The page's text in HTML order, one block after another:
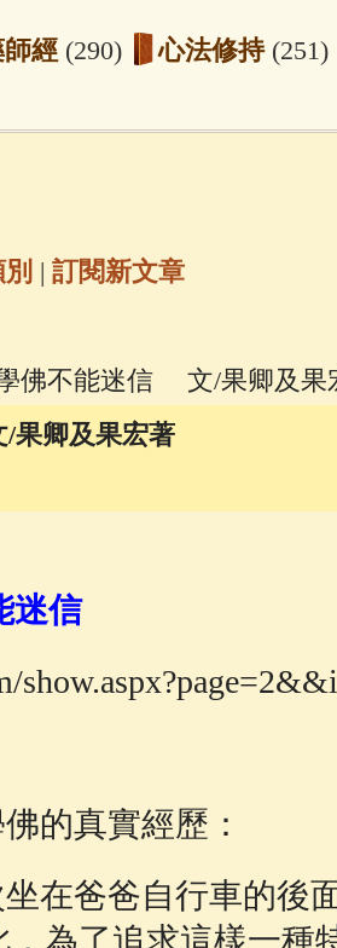
經 (290) 心法修持 (251)
終助念(190) 文殊菩薩
戒除邪淫(129)
尼經(81) 六字大明咒
(27)
| 訂閱新文章
佛不能迷信 文/果卿及果
果卿及果宏著
迷信
的真實經歷：
爸爸自行車的後
為了追求這樣一種